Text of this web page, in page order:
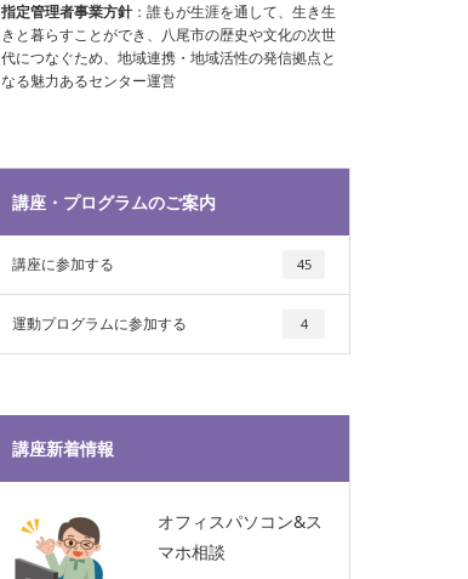
指定管理者事業方針：誰もが生涯を通して、生き生
きと暮らすことができ、八尾市の歴史や文化の次世
代につなぐため、地域連携・地域活性の発信拠点と
なる魅力あるセンター運営
講座・プログラムのご案内
講座に参加する 45
運動プログラムに参加する 4
講座新着情報
オフィスパソコン&ス
マホ相談